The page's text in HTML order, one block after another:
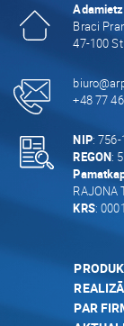
Braci
47-100
+48 77
NIP:
REGON:
RAJONA
KRS:
PAR